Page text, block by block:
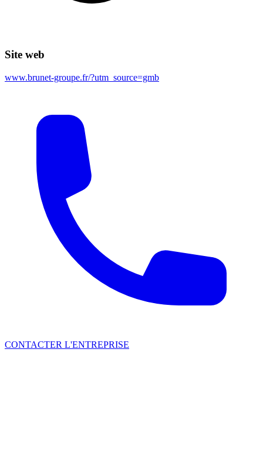
Site web
www.brunet-groupe.fr/?utm_source=gmb
CONTACTER L'ENTREPRISE